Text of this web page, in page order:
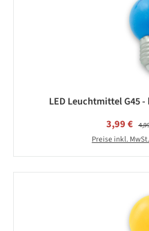
LED Leuchtmittel G45 -
3,99 €
Preise inkl.